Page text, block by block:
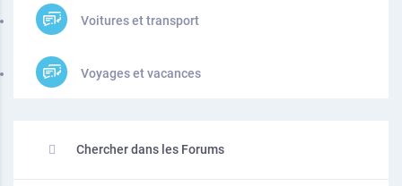
Voitures et transport
Voyages et vacances
Chercher dans les Forums